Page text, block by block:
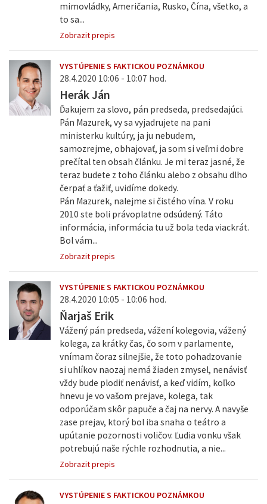
mimovládky, Američania, Rusko, Čína, všetko, a
to sa...
Zobrazit prepis
VYSTÚPENIE S FAKTICKOU POZNÁMKOU
28.4.2020 10:06 - 10:07 hod.
Herák Ján
Ďakujem za slovo, pán predseda, predsedajúci.
Pán Mazurek, vy sa vyjadrujete na pani
ministerku kultúry, ja ju nebudem,
samozrejme, obhajovať, ja som si veľmi dobre
prečítal ten obsah článku. Je mi teraz jasné, že
teraz budete z toho článku alebo z obsahu dlho
čerpať a ťažiť, uvidíme dokedy.
Pán Mazurek, nalejme si čistého vína. V roku
2010 ste boli právoplatne odsúdený. Táto
informácia, informácia tu už bola teda viackrát.
Bol vám...
Zobrazit prepis
VYSTÚPENIE S FAKTICKOU POZNÁMKOU
28.4.2020 10:05 - 10:06 hod.
Ňarjaš Erik
Vážený pán predseda, vážení kolegovia, vážený
kolega, za krátky čas, čo som v parlamente,
vnímam čoraz silnejšie, že toto pohadzovanie
si uhlíkov naozaj nemá žiaden zmysel, nenávisť
vždy bude plodiť nenávisť, a keď vidím, koľko
hnevu je vo vašom prejave, kolega, tak
odporúčam skôr papuče a čaj na nervy. A navyše
zase prejav, ktorý bol iba snaha o teátro a
upútanie pozornosti voličov. Ľudia vonku však
potrebujú naše rýchle rozhodnutia, a nie...
Zobrazit prepis
VYSTÚPENIE S FAKTICKOU POZNÁMKOU